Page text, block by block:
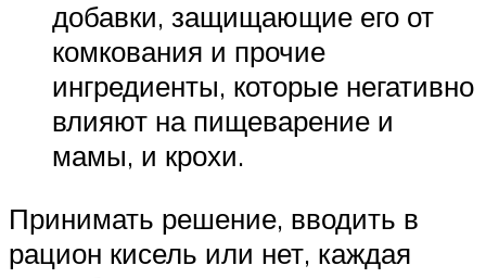
добавки, защищающие его от
комкования и прочие
ингредиенты, которые негативно
влияют на пищеварение и
мамы, и крохи.
Принимать решение, вводить в
рацион кисель или нет, каждая